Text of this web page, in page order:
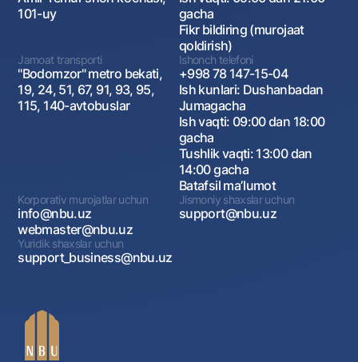
101-uy
gacha
Fikr bildiring (murojaat
qoldirish)
Jamoat transporti
"Bodomzor" metro bekati,
19, 24, 51, 67, 91, 93, 95,
115, 140-avtobuslar
Ishonch telefoni
+998 78 147-15-04
Ish kunlari: Dushanbadan
Jumagacha
Ish vaqti: 09:00 dan 18:00
gacha
Tushlik vaqti: 13:00 dan
14:00 gacha
Batafsil maʼlumot
Korporativ murojatlar uchun
info@nbu.uz
webmaster@nbu.uz
Jismoniy shaxslar uchun
support@nbu.uz
Yuridik shaxslar uchun
support_business@nbu.uz